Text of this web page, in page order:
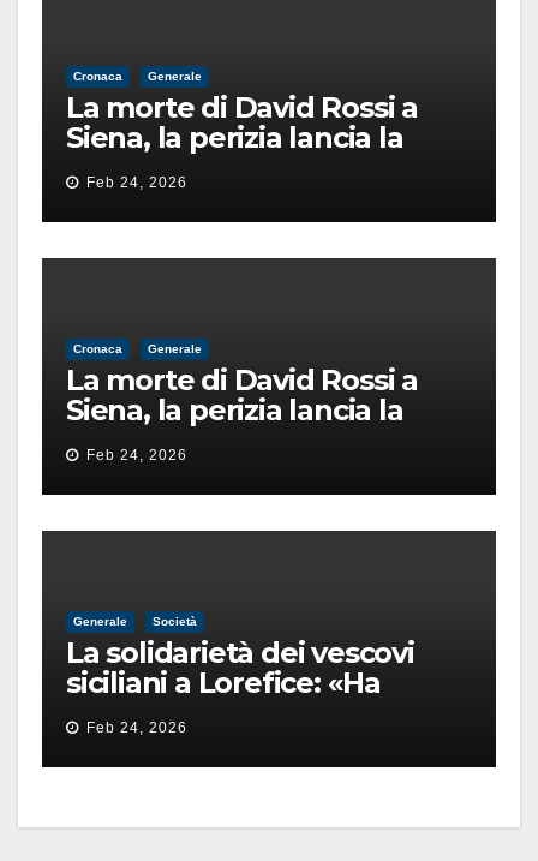
Cronaca Generale
La morte di David Rossi a
Siena, la perizia lancia la
pista di un’intimidazione
finita male
Feb 24, 2026
Cronaca Generale
La morte di David Rossi a
Siena, la perizia lancia la
pista di un’intimidazione
finita male
Feb 24, 2026
Generale Società
La solidarietà dei vescovi
siciliani a Lorefice: «Ha
difeso il valore e la dignità
dell’umanità»
Feb 24, 2026